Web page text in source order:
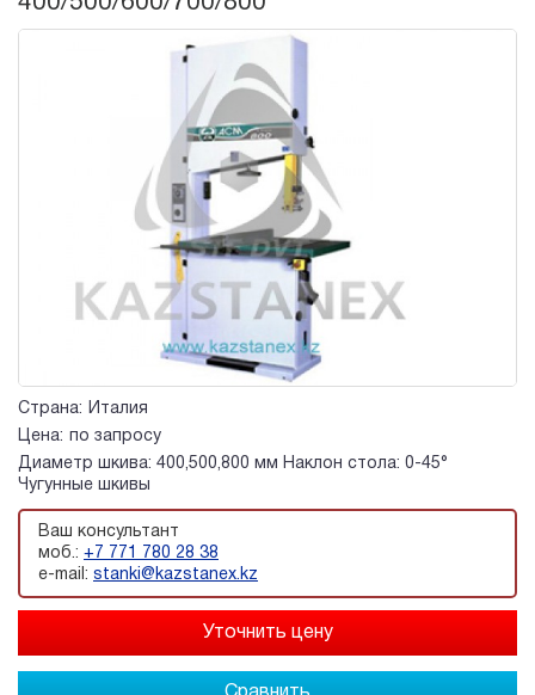
Страна:
Италия
Цена:
по запросу
Диаметр шкива: 400,500,800 мм Наклон стола: 0-45°
Чугунные шкивы
Ваш консультант
моб.: +7 771 780 28 38
e-mail: stanki@kazstanex.kz